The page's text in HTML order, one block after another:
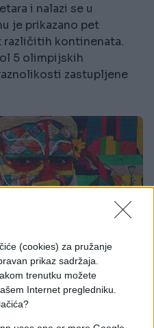
(cookies) za pružanje
prikaz sadržaja.
trenutku možete
Internet pregledniku.
i nalazi se u
je prikazano pet
različitih kontinenata.
5 olimpijskih
zastupljene
je bilo potrebno 2
boji, oko 380 litara bijele
farbe. Njegov cilj